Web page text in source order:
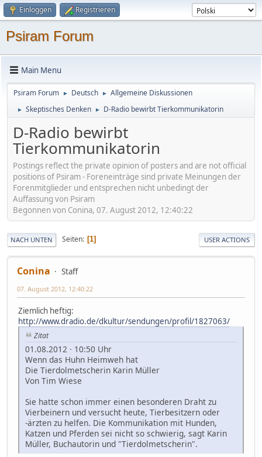
Einloggen Registrieren
Psiram Forum
Main Menu
Psiram Forum ► Deutsch ► Allgemeine Diskussionen
► Skeptisches Denken ► D-Radio bewirbt Tierkommunikatorin
D-Radio bewirbt
Tierkommunikatorin
Postings reflect the private opinion of posters and are not official
positions of Psiram - Foreneinträge sind private Meinungen der
Forenmitglieder und entsprechen nicht unbedingt der
Auffassung von Psiram
Begonnen von Conina, 07. August 2012, 12:40:22
NACH UNTEN Seiten 1 USER ACTIONS
Conina Staff
07. August 2012, 12:40:22
Ziemlich heftig:
http://www.dradio.de/dkultur/sendungen/profil/1827063/
Zitat
01.08.2012 · 10:50 Uhr
Wenn das Huhn Heimweh hat
Die Tierdolmetscherin Karin Müller
Von Tim Wiese
Sie hatte schon immer einen besonderen Draht zu
Vierbeinern und versucht heute, Tierbesitzern oder
-ärzten zu helfen. Die Kommunikation mit Hunden,
Katzen und Pferden sei nicht so schwierig, sagt Karin
Müller, Buchautorin und "Tierdolmetscherin".